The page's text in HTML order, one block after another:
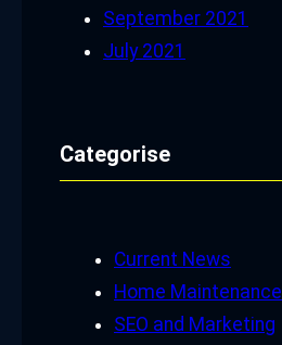
September 2021
July 2021
Categorise
Current News
Home Maintenance
SEO and Marketing